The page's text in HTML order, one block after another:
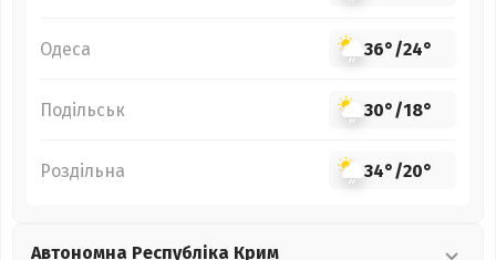
Одеса 36°/24°
Подільськ 30°/18°
Роздільна 34°/20°
Автономна Республіка Крим